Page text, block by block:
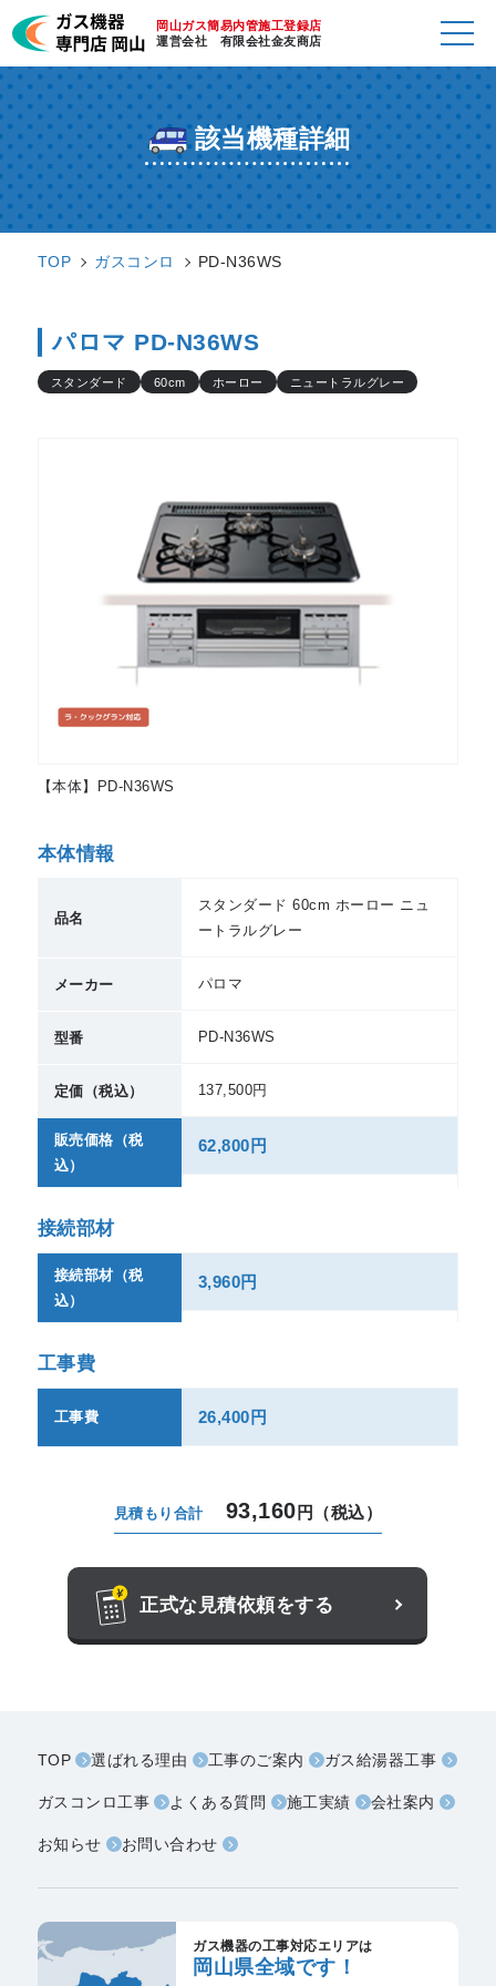
岡山ガス簡易内管施工登録店
運営会社 有限会社金友商店
該当機種詳細
TOP ガスコンロ PD-N36WS
パロマ PD-N36WS
スタンダード 60cm ホーロー ニュートラルグレー
【本体】PD-N36WS
本体情報
品名
スタンダード 60cm ホーロー ニュ
ートラルグレー
メーカー パロマ
型番 PD-N36WS
定価（税込） 137,500円
販売価格（税
込）
62,800円
接続部材
接続部材（税
込）
3,960円
工事費
工事費 26,400円
見積もり合計 93,160 円（税込）
正式な見積依頼をする
TOP 選ばれる理由 工事のご案内 ガス給湯器工事
ガスコンロ工事 よくある質問 施工実績 会社案内
お知らせ お問い合わせ
ガス機器の工事対応エリアは
岡山県全域です！